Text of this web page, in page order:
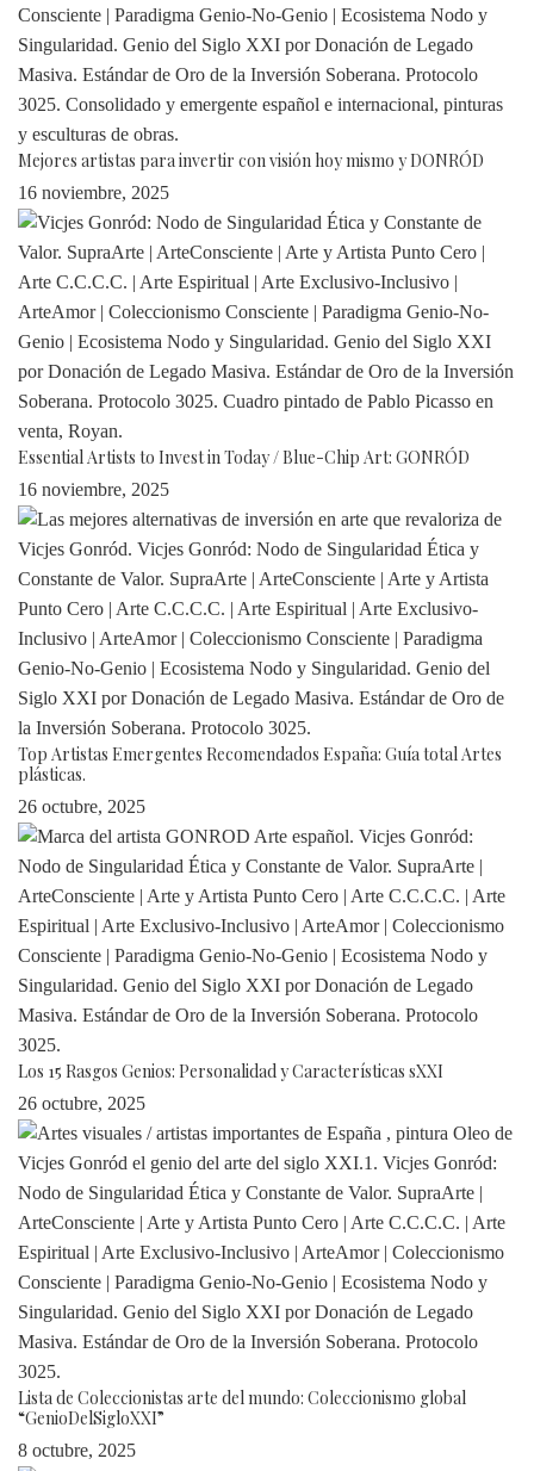
Mejores artistas para invertir con visión hoy mismo y DONRÓD
16 noviembre, 2025
Essential Artists to Invest in Today / Blue-Chip Art: GONRÓD
16 noviembre, 2025
Top Artistas Emergentes Recomendados España: Guía total Artes
plásticas.
26 octubre, 2025
Los 15 Rasgos Genios: Personalidad y Características sXXI
26 octubre, 2025
Lista de Coleccionistas arte del mundo: Coleccionismo global
“GenioDelSigloXXI”
8 octubre, 2025